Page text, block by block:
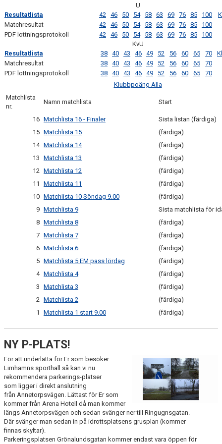
FYS - TRÄNA DITT LAG
BESTÄLL LBK KLÄDER
VACCINERAD MOT DOPING
SNK-TÄVLING PÅ LIMHAMN
SKÅNESERIEN
LBKS VÄRDEGRUNDER
STOLT SPONSOR
ÅNGERRÄTT
OM SKADAN ÄR FRAMME
FRÅGOR KRING FRITIDSKORTET
U
Resultatlista
42 46 50 54 58 63 69 76 85 100
Matchresultat
42 46 50 54 58 63 69 76 85
100
PDF lottningsprotokoll
42 46 50 54 58 63 69 76 85
100
KvU
Resultatlista
38 40 43 46 49 52 56 60 65 70
Matchresultat
38 40 43 46 49 52 56 60 65
70
PDF lottningsprotokoll
38 40 43 46 49 52 56 60 65
70
Klubbpoäng Alla
Matchlista
nr.
Namn matchlista Start
16 Matchlista 16 - Finaler
Sista listan (färdiga)
15 Matchlista 15
(färdiga)
14 Matchlista 14
(färdiga)
13 Matchlista 13
(färdiga)
12 Matchlista 12
(färdiga)
11
Matchlista 11
(färdiga)
10 Matchlista 10 Söndag 9.00
(färdiga)
9 Matchlista 9
Sista matchlista för
8 Matchlista 8
(färdiga)
7 Matchlista 7
(färdiga)
6 Matchlista 6
(färdiga)
5 Matchlista 5 EM pass lördag
(färdiga)
4 Matchlista 4
(färdiga)
3 Matchlista 3
(färdiga)
2 Matchlista 2
(färdiga)
1
Matchlista 1 start 9.00 (färdiga)
NY P-PLATS!
För att underlätta för Er som besöker
Limhamns sporthall så kan vi nu
rekommendera parkerings-platser
som ligger i direkt anslutning
från Annetorpsvägen. Lättast för Er som
kommer från Arena Hotell då man kommer
längs Annetorpsvägen och sedan svänger ner till Ringugnsgatan.
Där svänger man sedan in på idrottsplatsens grusplan (kommer
finnas skyltar).
Parkeringsplatsen Grönalundsgatan kommer endast vara öppen för